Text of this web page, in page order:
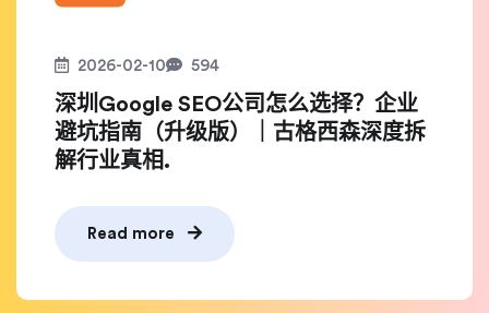
2026-02-10 594
深圳Google SEO公司怎么选择？企业
避坑指南（升级版）｜古格西森深度拆
解行业真相.
Read more